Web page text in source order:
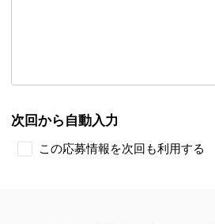
次回から自動入力
この応募情報を次回も利用する